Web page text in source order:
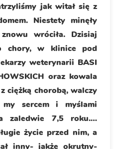
jak witał się z
Niestety minęły
wróciła. Dzisiaj
chory, w klinice pod
weterynarii BASI
oraz kowala
ciężką chorobą, walczy
sercem i myślami
zaledwie 7,5 roku.…
życie przed nim, a
inny- jakże okrutny-